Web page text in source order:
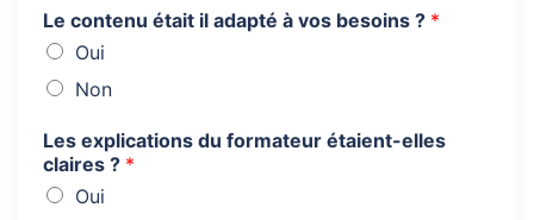
Le contenu était il adapté à vos besoins ? *
Oui
Non
Les explications du formateur étaient-elles
claires ? *
Oui